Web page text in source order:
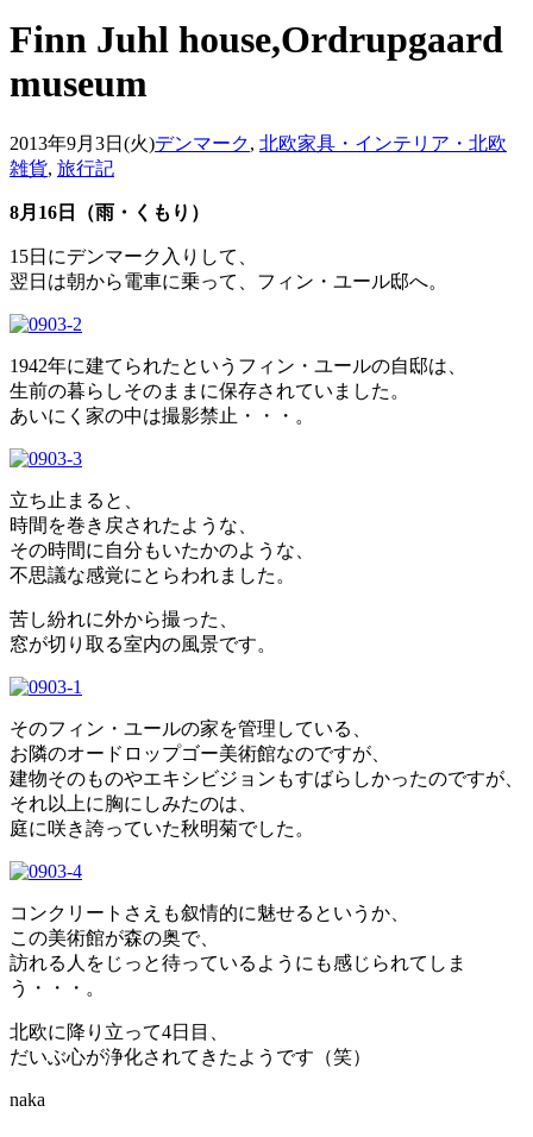
Finn Juhl house,Ordrupgaard
museum
2013年9月3日(火)デンマーク, 北欧家具・インテリア・北欧
雑貨, 旅行記
8月16日（雨・くもり）
15日にデンマーク入りして、
翌日は朝から電車に乗って、フィン・ユール邸へ。
1942年に建てられたというフィン・ユールの自邸は、
生前の暮らしそのままに保存されていました。
あいにく家の中は撮影禁止・・・。
立ち止まると、
時間を巻き戻されたような、
その時間に自分もいたかのような、
不思議な感覚にとらわれました。
苦し紛れに外から撮った、
窓が切り取る室内の風景です。
そのフィン・ユールの家を管理している、
お隣のオードロップゴー美術館なのですが、
建物そのものやエキシビジョンもすばらしかったのですが、
それ以上に胸にしみたのは、
庭に咲き誇っていた秋明菊でした。
コンクリートさえも叙情的に魅せるというか、
この美術館が森の奥で、
訪れる人をじっと待っているようにも感じられてしま
う・・・。
北欧に降り立って4日目、
だいぶ心が浄化されてきたようです（笑）
naka